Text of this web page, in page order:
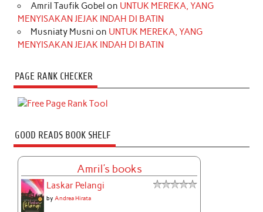
Amril Taufik Gobel on UNTUK MEREKA, YANG
MENYISAKAN JEJAK INDAH DI BATIN
Musniaty Musni on UNTUK MEREKA, YANG
MENYISAKAN JEJAK INDAH DI BATIN
PAGE RANK CHECKER
GOOD READS BOOK SHELF
Amril's books
Laskar Pelangi
byAndrea Hirata